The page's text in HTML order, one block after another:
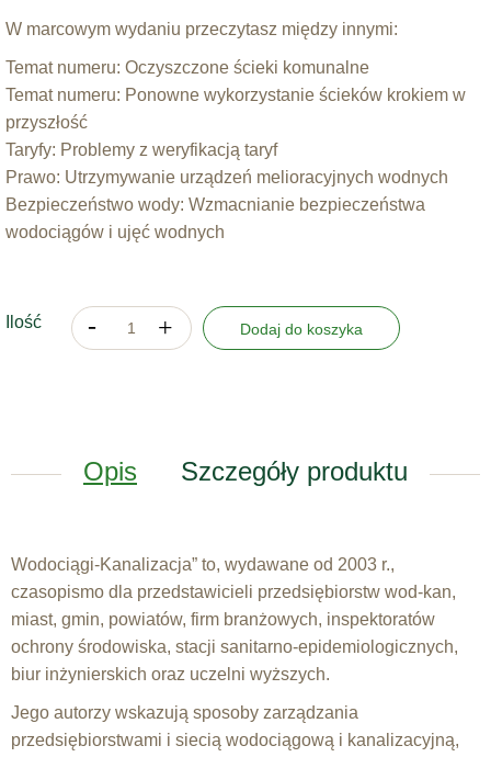
W marcowym wydaniu przeczytasz między innymi:
Temat numeru: Oczyszczone ścieki komunalne
Temat numeru: Ponowne wykorzystanie ścieków krokiem w
przyszłość
Taryfy: Problemy z weryfikacją taryf
Prawo: Utrzymywanie urządzeń melioracyjnych wodnych
Bezpieczeństwo wody: Wzmacnianie bezpieczeństwa
wodociągów i ujęć wodnych
Ilość Dodaj do koszyka
Opis Szczegóły produktu
Wodociągi-Kanalizacja” to, wydawane od 2003 r.,
czasopismo dla przedstawicieli przedsiębiorstw wod-kan,
miast, gmin, powiatów, firm branżowych, inspektoratów
ochrony środowiska, stacji sanitarno-epidemiologicznych,
biur inżynierskich oraz uczelni wyższych.
Jego autorzy wskazują sposoby zarządzania
przedsiębiorstwami i siecią wodociągową i kanalizacyjną,